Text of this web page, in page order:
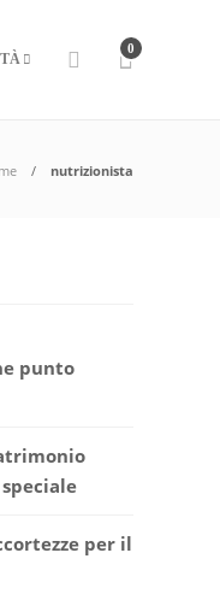
0
nutrizionista
punto
per il